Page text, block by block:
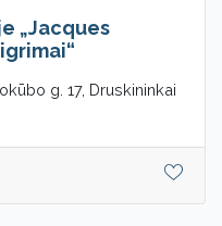
„Jacques
g. 17, Druskininkai